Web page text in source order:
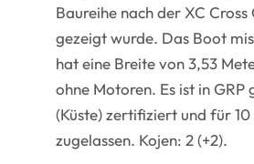
Baureihe nach der XC
gezeigt wurde. Das Boot
hat eine Breite von 3,53
ohne Motoren. Es ist in
(Küste) zertifiziert und für
zugelassen. Kojen: 2 (+2).